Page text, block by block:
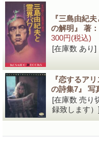
『三島由紀
の解明』 著
300円(税込)
[在庫数 あり]
『恋するア
の詩集7』 写
[在庫数 売り
録致します